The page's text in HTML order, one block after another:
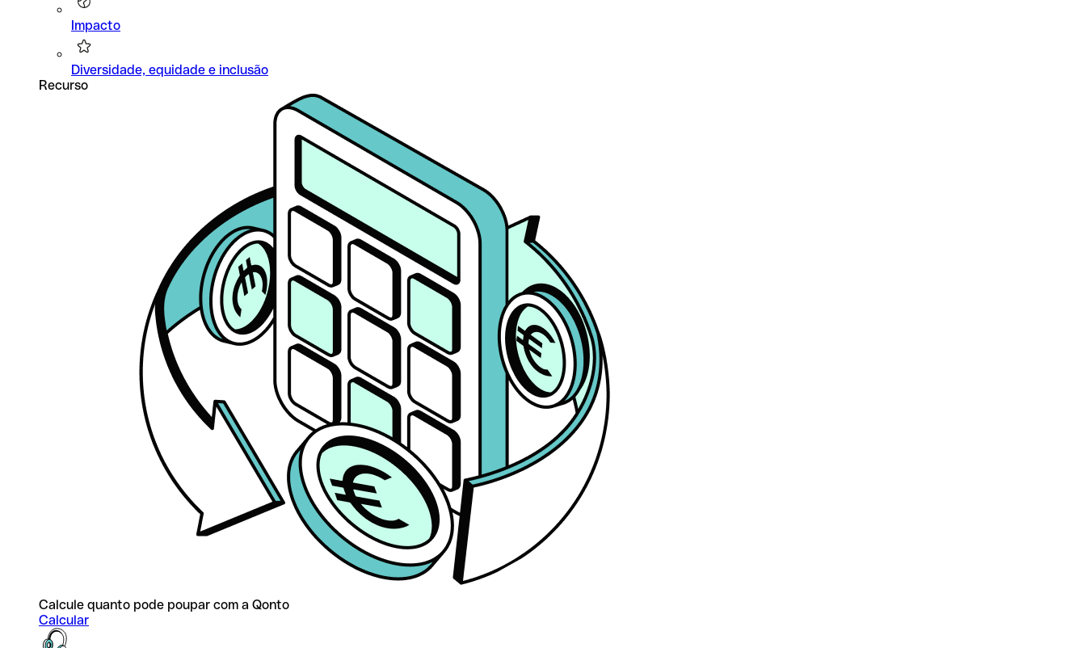
Impacto
Diversidade, equidade e inclusão
Recurso
Calcule quanto pode poupar com a Qonto
Calcular